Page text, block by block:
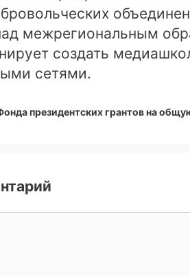
межрегиональным
создать
сетями.
президентских грантов на